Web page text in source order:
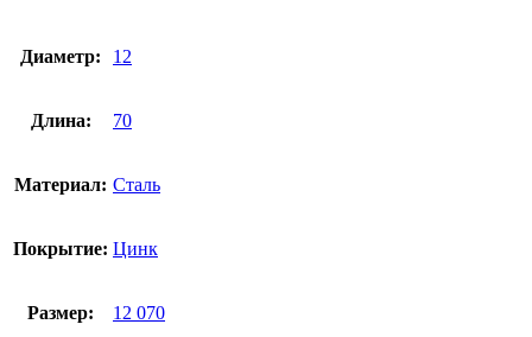
Диаметр: 12
Длина: 70
Материал: Сталь
Покрытие: Цинк
Размер: 12 070